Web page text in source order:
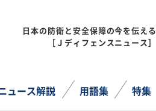
日本の防衛と安全保障の今を伝える
［Ｊディフェンスニュース］
ュース解説 用語集 特集